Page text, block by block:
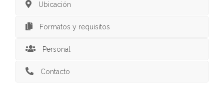
Ubicación
Formatos y requisitos
Personal
Contacto